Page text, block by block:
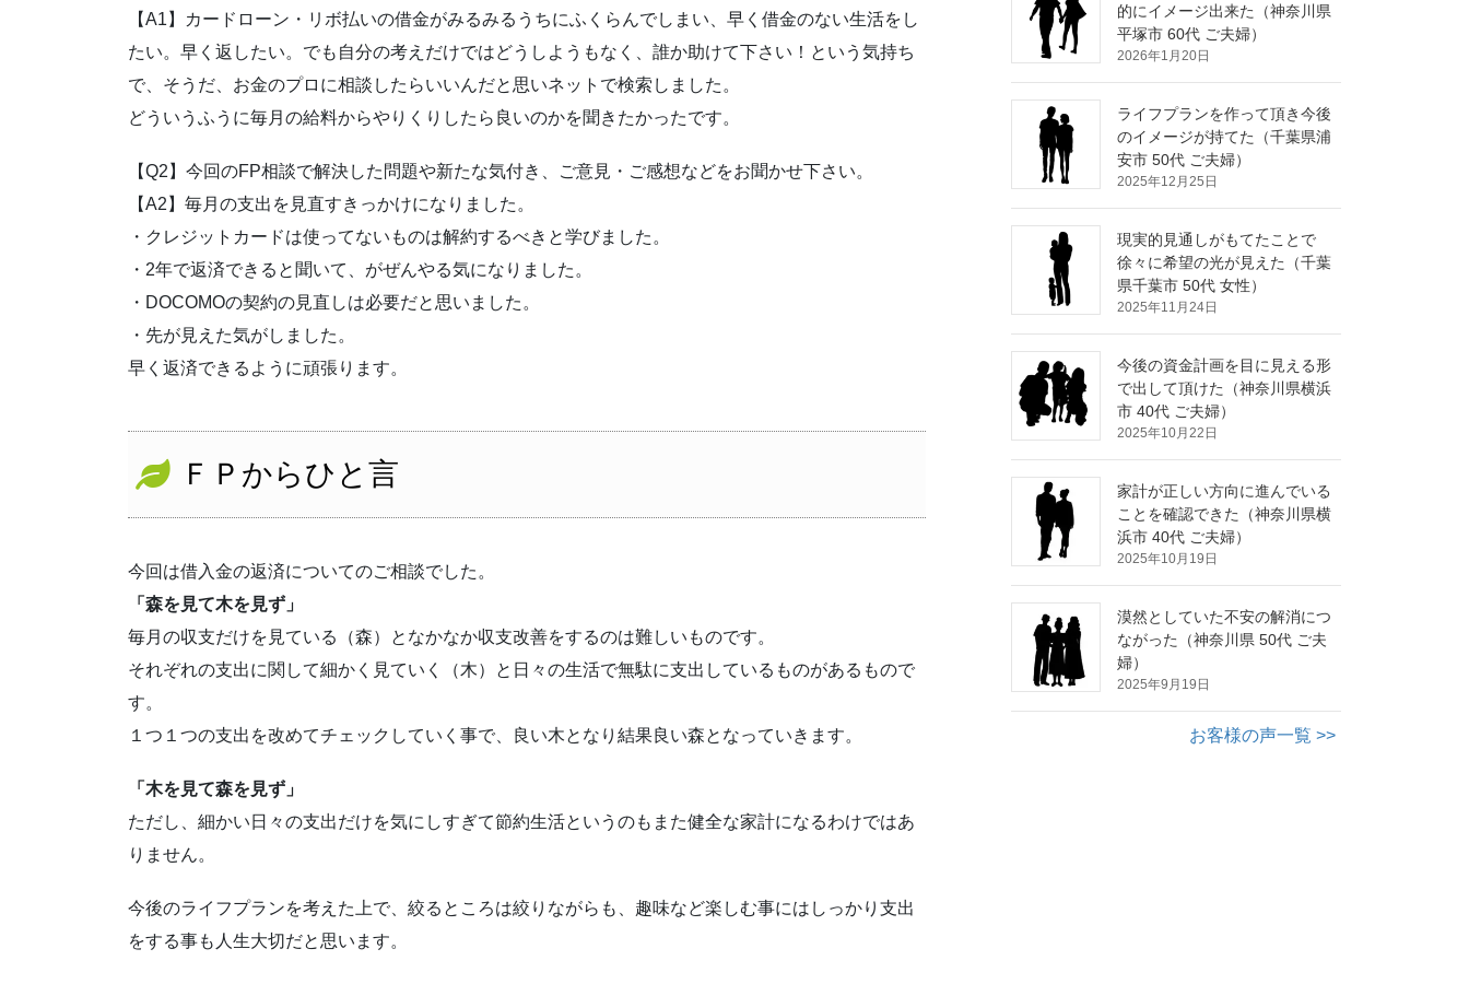
【A1】カードローン・リボ払いの借金がみるみるうちにふくらんでしまい、早く借金のない生活をし
たい。早く返したい。でも自分の考えだけではどうしようもなく、誰か助けて下さい！という気持ち
で、そうだ、お金のプロに相談したらいいんだと思いネットで検索しました。
どういうふうに毎月の給料からやりくりしたら良いのかを聞きたかったです。
【Q2】今回のFP相談で解決した問題や新たな気付き、ご意見・ご感想などをお聞かせ下さい。
【A2】毎月の支出を見直すきっかけになりました。
・クレジットカードは使ってないものは解約するべきと学びました。
・2年で返済できると聞いて、がぜんやる気になりました。
・DOCOMOの契約の見直しは必要だと思いました。
・先が見えた気がしました。
早く返済できるように頑張ります。
ＦＰからひと言
今回は借入金の返済についてのご相談でした。
「森を見て木を見ず」
毎月の収支だけを見ている（森）となかなか収支改善をするのは難しいものです。
それぞれの支出に関して細かく見ていく（木）と日々の生活で無駄に支出しているものがあるもので
す。
１つ１つの支出を改めてチェックしていく事で、良い木となり結果良い森となっていきます。
「木を見て森を見ず」
ただし、細かい日々の支出だけを気にしすぎて節約生活というのもまた健全な家計になるわけではあ
りません。
今後のライフプランを考えた上で、絞るところは絞りながらも、趣味など楽しむ事にはしっかり支出
をする事も人生大切だと思います。
的にイメージ出来た（神奈川県
平塚市 60代 ご夫婦）
2026年1月20日
ライフプランを作って頂き今後
のイメージが持てた（千葉県浦
安市 50代 ご夫婦）
2025年12月25日
現実的見通しがもてたことで
徐々に希望の光が見えた（千葉
県千葉市 50代 女性）
2025年11月24日
今後の資金計画を目に見える形
で出して頂けた（神奈川県横浜
市 40代 ご夫婦）
2025年10月22日
家計が正しい方向に進んでいる
ことを確認できた（神奈川県横
浜市 40代 ご夫婦）
2025年10月19日
漠然としていた不安の解消につ
ながった（神奈川県 50代 ご夫
婦）
2025年9月19日
お客様の声一覧 >>